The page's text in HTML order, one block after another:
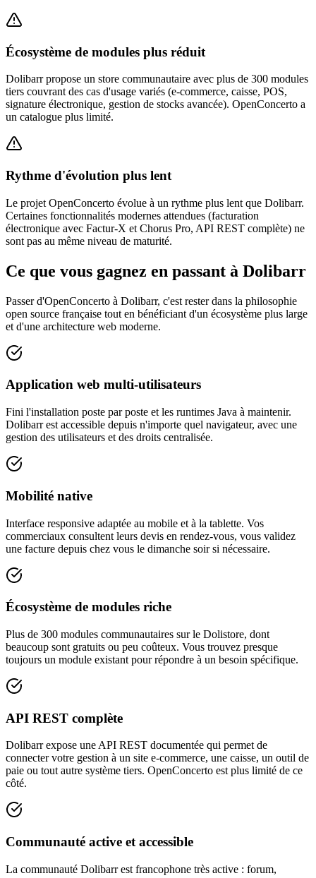
Écosystème de modules plus réduit
Dolibarr propose un store communautaire avec plus de 300 modules
tiers couvrant des cas d'usage variés (e-commerce, caisse, POS,
signature électronique, gestion de stocks avancée). OpenConcerto a
un catalogue plus limité.
Rythme d'évolution plus lent
Le projet OpenConcerto évolue à un rythme plus lent que Dolibarr.
Certaines fonctionnalités modernes attendues (facturation
électronique avec Factur-X et Chorus Pro, API REST complète) ne
sont pas au même niveau de maturité.
Ce que vous gagnez en passant à Dolibarr
Passer d'OpenConcerto à Dolibarr, c'est rester dans la philosophie
open source française tout en bénéficiant d'un écosystème plus large
et d'une architecture web moderne.
Application web multi-utilisateurs
Fini l'installation poste par poste et les runtimes Java à maintenir.
Dolibarr est accessible depuis n'importe quel navigateur, avec une
gestion des utilisateurs et des droits centralisée.
Mobilité native
Interface responsive adaptée au mobile et à la tablette. Vos
commerciaux consultent leurs devis en rendez-vous, vous validez
une facture depuis chez vous le dimanche soir si nécessaire.
Écosystème de modules riche
Plus de 300 modules communautaires sur le Dolistore, dont
beaucoup sont gratuits ou peu coûteux. Vous trouvez presque
toujours un module existant pour répondre à un besoin spécifique.
API REST complète
Dolibarr expose une API REST documentée qui permet de
connecter votre gestion à un site e-commerce, une caisse, un outil de
paie ou tout autre système tiers. OpenConcerto est plus limité de ce
côté.
Communauté active et accessible
La communauté Dolibarr est francophone très active : forum,